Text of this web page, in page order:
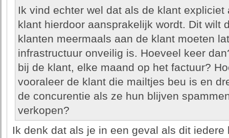
Ik vind echter wel dat als de klant
klant hierdoor aansprakelijk wordt. Dit wilt
klanten meermaals aan de klant moeten
infrastructuur onveilig is. Hoeveel keer
bij de klant, elke maand op het factuur?
vooraleer de klant die mailtjes beu is en
de concurentie als ze hun blijven
verkopen?
Ik denk dat als je in een geval als dit iedere